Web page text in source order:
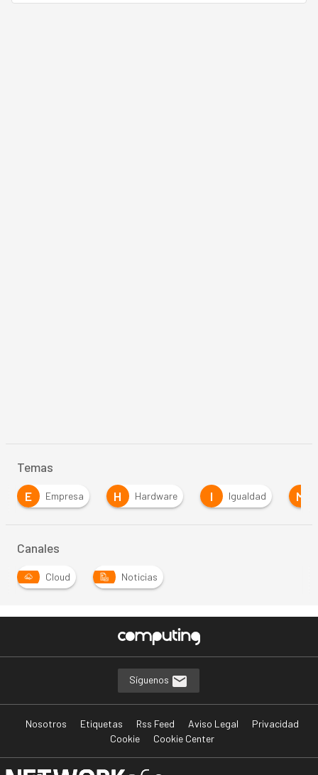
Temas
H
Hardware I Igualdad M Movilidad P
Canales
Cloud Noticias
Síguenos
Nosotros Etiquetas Rss Feed Aviso Legal
Privacidad
Cookie
Cookie Center